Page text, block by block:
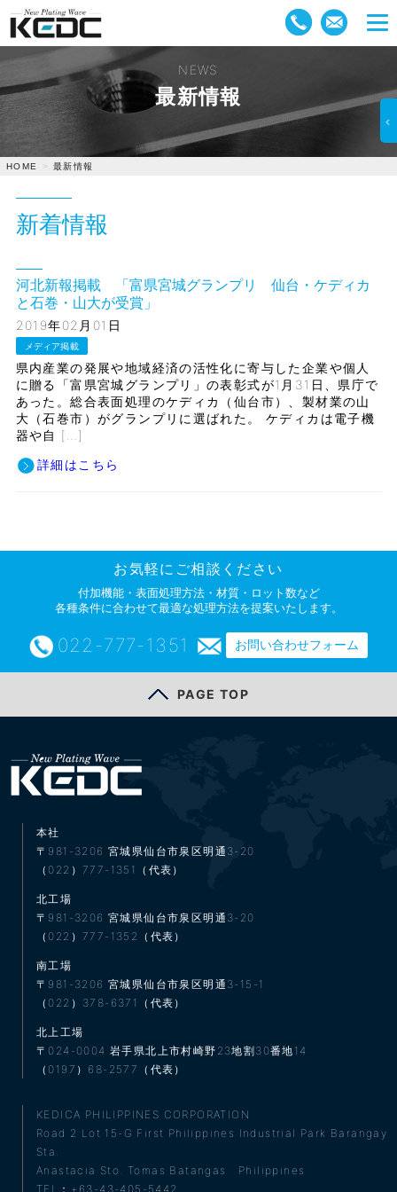
NEWS
最新情報
HOME 最新情報
新着情報
河北新報掲載 「富県宮城グランプリ 仙台・ケディカ
と石巻・山大が受賞」
2019年02月01日
メディア掲載
県内産業の発展や地域経済の活性化に寄与した企業や個人
に贈る「富県宮城グランプリ」の表彰式が1月31日、県庁で
あった。総合表面処理のケディカ（仙台市）、製材業の山
大（石巻市）がグランプリに選ばれた。 ケディカは電子機
器や自 […]
詳細はこちら
お気軽にご相談ください
付加機能・表面処理方法・材質・ロット数など
各種条件に合わせて最適な処理方法を提案いたします。
022-777-1351 お問い合わせフォーム
PAGE TOP
本社
〒981-3206 宮城県仙台市泉区明通3-20
（022）777-1351（代表）
北工場
〒981-3206 宮城県仙台市泉区明通3-20
（022）777-1352（代表）
南工場
〒981-3206 宮城県仙台市泉区明通3-15-1
（022）378-6371（代表）
北上工場
〒024-0004 岩手県北上市村崎野23地割30番地14
（0197）68-2577（代表）
KEDICA PHILIPPINES CORPORATION
Road 2 Lot 15-G First Philippines Industrial Park Barangay
Sta.
Anastacia Sto. Tomas Batangas Philippines
TEL：+63-43-405-5442